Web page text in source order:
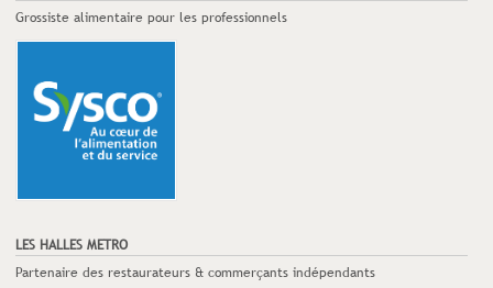
Grossiste alimentaire pour les professionnels
LES HALLES METRO
Partenaire des restaurateurs & commerçants indépendants